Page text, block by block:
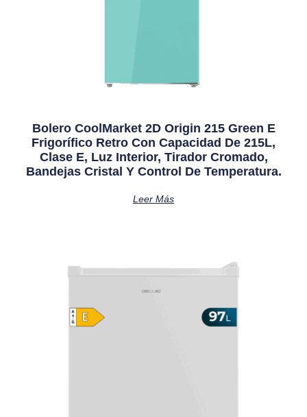
Bolero CoolMarket 2D Origin 215 Green E
Frigorífico Retro Con Capacidad De 215L,
Clase E, Luz Interior, Tirador Cromado,
Bandejas Cristal Y Control De Temperatura.
Leer Más